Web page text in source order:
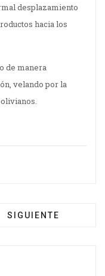
desplazamiento
hacia los
de manera
velando por la
SIGUIENTE